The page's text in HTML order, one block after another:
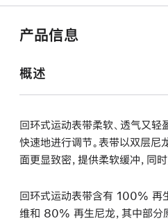
中
产品信息
概述
回环式运动表带柔软、透气又轻
快速地进行调节。表带以双层尼
面更显致密，提供柔软缓冲，同
回环式运动表带含有 100% 再
维和 80% 再生尼龙，其中部分